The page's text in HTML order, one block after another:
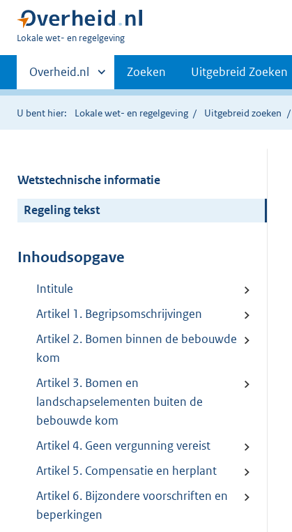
U
hier:
Lokale wet- en regelgeving
Primaire
navigatie
Andere
sites
binnen
Overheid.nl Zoeken Uitgebreid Zoeken
U bent hier: Lokale wet- en regelgeving Uitgebreid zoeken
Wetstechnische informatie
Regeling tekst
Inhoudsopgave
Intitule
Artikel 1. Begripsomschrijvingen
Artikel 2. Bomen binnen de bebouwde
kom
Artikel 3. Bomen en
landschapselementen buiten de
bebouwde kom
Artikel 4. Geen vergunning vereist
Artikel 5. Compensatie en herplant
Artikel 6. Bijzondere voorschriften en
beperkingen